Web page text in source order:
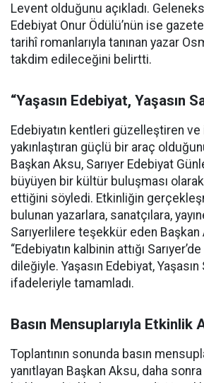
Levent olduğunu açıkladı.
Edebiyat Onur Ödülü’nün ise
tarihî romanlarıyla tanınan yazar
takdim edileceğini belirtti.
“Yaşasın Edebiyat, Yaşasın
Edebiyatın kentleri güzelleştiren ve
yakınlaştıran güçlü bir araç
Başkan Aksu, Sarıyer Edebiyat
büyüyen bir kültür buluşması
ettiğini söyledi. Etkinliğin
bulunan yazarlara, sanatçılara,
Sarıyerlilere teşekkür eden
“Edebiyatın kalbinin attığı
dileğiyle. Yaşasın Edebiyat, Yaşasın
ifadeleriyle tamamladı.
Basın Mensuplarıyla Etkinlik
Toplantının sonunda basın
yanıtlayan Başkan Aksu, daha